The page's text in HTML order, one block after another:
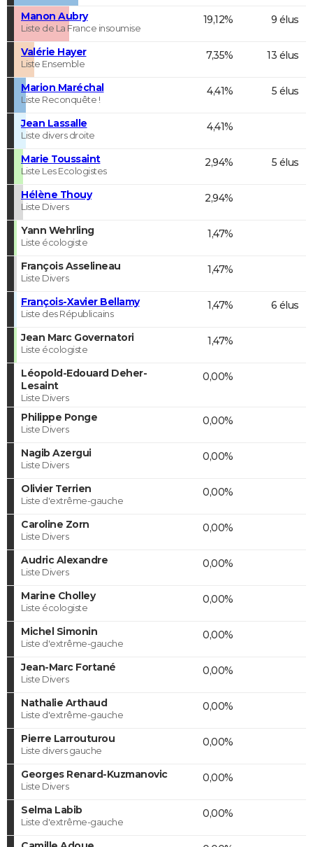
Manon Aubry
Liste de La France insoumise
19,12% 9 élus
Valérie Hayer
Liste Ensemble
7,35% 13 élus
Marion Maréchal
Liste Reconquête !
4,41% 5 élus
Jean Lassalle
Liste divers droite
4,41%
Marie Toussaint
Liste Les Ecologistes
2,94% 5 élus
Hélène Thouy
Liste Divers
2,94%
Yann Wehrling
Liste écologiste
1,47%
François Asselineau
Liste Divers
1,47%
François-Xavier Bellamy
Liste des Républicains
1,47% 6 élus
Jean Marc Governatori
Liste écologiste
1,47%
Léopold-Edouard Deher-
Lesaint
Liste Divers
0,00%
Philippe Ponge
Liste Divers
0,00%
Nagib Azergui
Liste Divers
0,00%
Olivier Terrien
Liste d'extrême-gauche
0,00%
Caroline Zorn
Liste Divers
0,00%
Audric Alexandre
Liste Divers
0,00%
Marine Cholley
Liste écologiste
0,00%
Michel Simonin
Liste d'extrême-gauche
0,00%
Jean-Marc Fortané
Liste Divers
0,00%
Nathalie Arthaud
Liste d'extrême-gauche
0,00%
Pierre Larrouturou
Liste divers gauche
0,00%
Georges Renard-Kuzmanovic
Liste Divers
0,00%
Selma Labib
Liste d'extrême-gauche
0,00%